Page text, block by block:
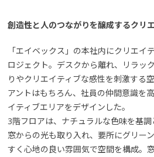
創造性と人のつながりを醸成するクリ
「エイベックス」の本社内にクリエイ
ロジェクト。デスクから離れ、リラッ
りやクリエイティブな感性を刺激する
アントはもちろん、社員の仲間意識を
イティブエリアをデザインした。
3階フロアは、ナチュラルな色味を基調
窓からの光も取り入れ、要所にグリー
すく心地の良い雰囲気で空間を構成。